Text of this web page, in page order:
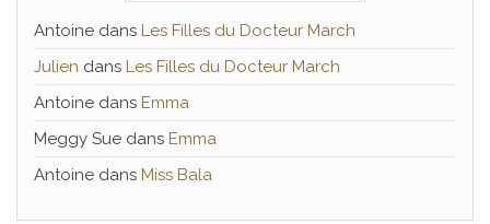
Antoine dans Les Filles du Docteur March
Julien dans Les Filles du Docteur March
Antoine dans Emma
Meggy Sue dans Emma
Antoine dans Miss Bala